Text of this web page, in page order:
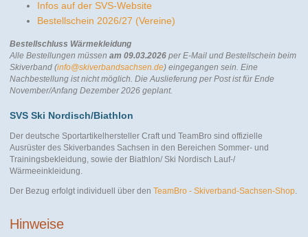
Infos auf der SVS-Website
Bestellschein 2026/27 (Vereine)
Bestellschluss Wärmekleidung
Alle Bestellungen müssen am 09.03.2026per E-Mail und Bestellschein beim
Skiverband (info@skiverbandsachsen.de) eingegangen sein. Eine
Nachbestellung ist nicht möglich. Die Auslieferung per Post ist für Ende
November/Anfang Dezember 2026 geplant.
SVS Ski Nordisch/Biathlon
Der deutsche Sportartikelhersteller Craft und TeamBro sind offizielle
Ausrüster des Skiverbandes Sachsen in den Bereichen Sommer- und
Trainingsbekleidung, sowie der Biathlon/ Ski Nordisch Lauf-/
Wärmeeinkleidung.
Der Bezug erfolgt individuell über den TeamBro - Skiverband-Sachsen-Shop.
Hinweise